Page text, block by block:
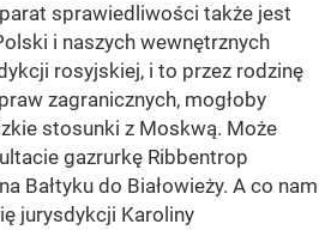
sprawiedliwości także jest
i naszych wewnętrznych
rosyjskiej, i to przez rodzinę
zagranicznych, mogłoby
stosunki z Moskwą. Może
gazrurkę Ribbentrop
Bałtyku do Białowieży. A co nam
jurysdykcji Karoliny